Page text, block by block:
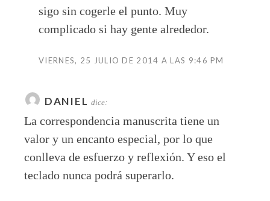
sigo sin cogerle el punto. Muy
complicado si hay gente alrededor.
VIERNES, 25 JULIO DE 2014 A LAS 9:46 PM
DANIEL dice:
La correspondencia manuscrita tiene un
valor y un encanto especial, por lo que
conlleva de esfuerzo y reflexión. Y eso el
teclado nunca podrá superarlo.